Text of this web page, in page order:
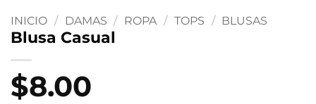
INICIO / DAMAS / ROPA / TOPS / BLUSAS
Blusa Casual
$8.00